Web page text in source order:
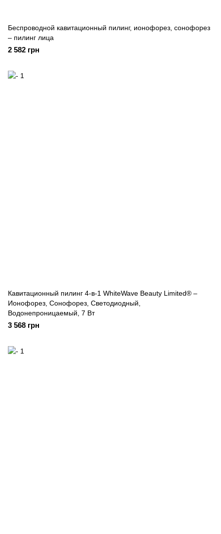
Беспроводной кавитационный пилинг, ионофорез, сонофорез
– пилинг лица
2 582 грн
Кавитационный пилинг 4-в-1 WhiteWave Beauty Limited® –
Ионофорез, Сонофорез, Светодиодный,
Водонепроницаемый, 7 Вт
3 568 грн